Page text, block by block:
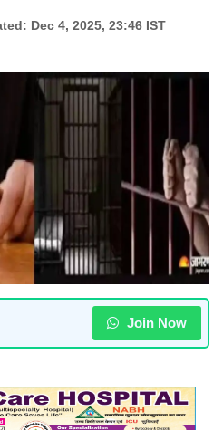
Dec 4, 2025, 23:46 IST
Join Now